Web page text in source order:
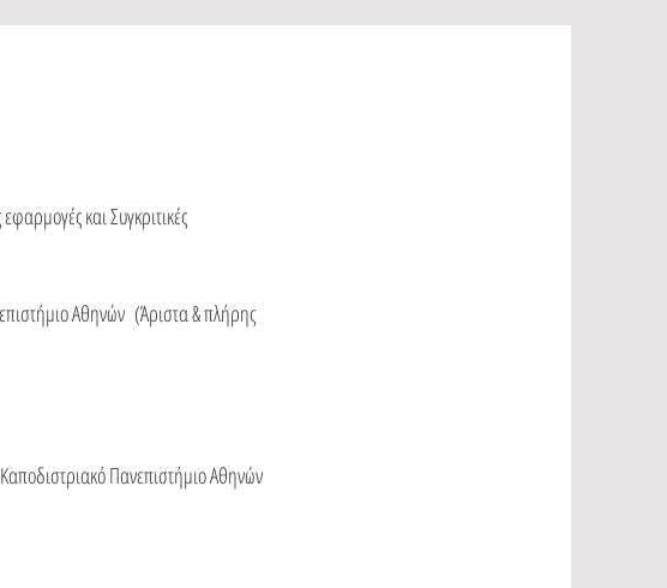
και Συγκριτικές
Αθηνών (Άριστα & πλήρης
Πανεπιστήμιο Αθηνών